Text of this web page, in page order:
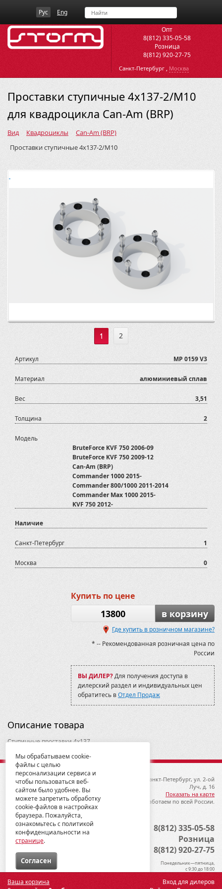
Рус Eng
Опт
8(812) 335-05-58
Розница
8(812) 920-27-75
Санкт-Петербург , Москва
Ваша корзина
Вход для дилеров
Проставки ступичные 4х137-2/M10
для квадроцикла Can-Am (BRP)
Вид Квадроциклы
Can-Am (BRP)
Проставки ступичные 4х137-2/M10
1 2
Артикул MP 0159 V3
Материал алюминиевый сплав
Вес 3,51
Толщина 2
Модель
BruteForce KVF 750 2006-09
BruteForce KVF 750 2009-12
Can-Am (BRP)
Commander 1000 2015-
Commander 800/1000 2011-2014
Commander Max 1000 2015-
KVF 750 2012-
Outlander G1 500/650/800
2012-13
Outlander G2 6x6 2015-17
Outlander G2 6x6 2017-19
Outlander G2 6x6, 2015-17
Outlander G2 Max 500/650/800/1000/1000X-
MR, 2013-17
Outlander G2 Max 500/650/800/1000/1000X-
MR, 2017-19
Outlander G2 Max 650/650X-MR/850/850X-
MR/1000, 2019-
Outlander G2/G2 Max
Renegade G2 800/1000, 2011-16
Renegade G2 800/1000, 2017-
Traxter/Defender
Наличие
Санкт-Петербург 1
Москва 0
Купить по цене
13800 в корзину
Где купить в розничном магазине?
* -- Рекомендованная розничная цена по
России
ВЫ ДИЛЕР?Для получения доступа в
дилерский раздел и индивидуальных цен
обратитесь вОтдел Продаж
Описание товара
Ступичные проставки 4х137.
Только для BRP, Kawasaki
© 2012-2026 ГК Металлопродукция
192019, Санкт-Петербург, ул. 2-ой
Луч, д. 16
Показать на карте
Мы работаем по всей России.
8(812) 335-05-58
Розница
8(812) 920-27-75
Понедельник—пятница,
с 9:30 до 18:00
Мы обрабатываем cookie-
файлы с целью
персонализации сервиса и
чтобы пользоваться веб-
сайтом было удобнее. Вы
можете запретить обработку
cookie-файлов в настройках
браузера. Пожалуйста,
ознакомьтесь с политикой
конфиденциальности на
странице.
Cогласен